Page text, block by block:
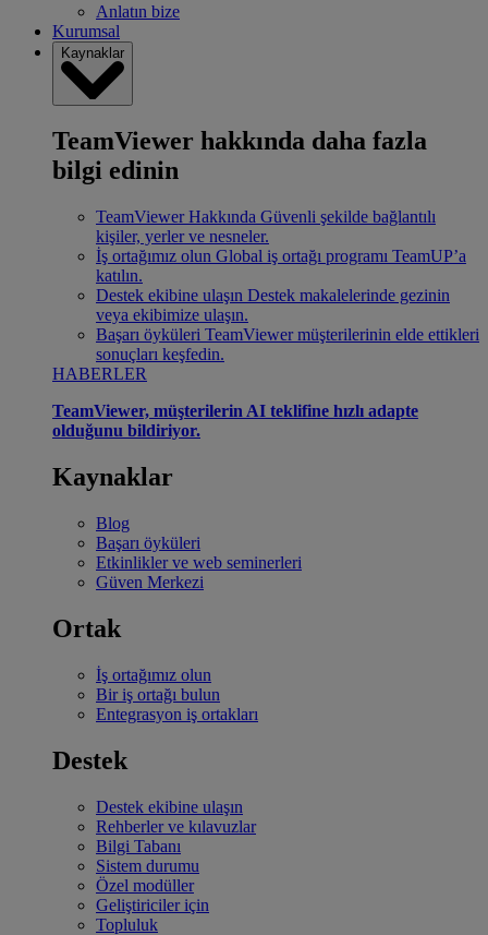
Anlatın bize
Kurumsal
Kaynaklar
TeamViewer hakkında daha fazla
bilgi edinin
TeamViewer Hakkında Güvenli şekilde bağlantılı
kişiler, yerler ve nesneler.
İş ortağımız olun Global iş ortağı programı TeamUP’a
katılın.
Destek ekibine ulaşın Destek makalelerinde gezinin
veya ekibimize ulaşın.
Başarı öyküleri TeamViewer müşterilerinin elde ettikleri
sonuçları keşfedin.
HABERLER
TeamViewer, müşterilerin AI teklifine hızlı adapte
olduğunu bildiriyor.
Kaynaklar
Blog
Başarı öyküleri
Etkinlikler ve web seminerleri
Güven Merkezi
Ortak
İş ortağımız olun
Bir iş ortağı bulun
Entegrasyon iş ortakları
Destek
Destek ekibine ulaşın
Rehberler ve kılavuzlar
Bilgi Tabanı
Sistem durumu
Özel modüller
Geliştiriciler için
Topluluk